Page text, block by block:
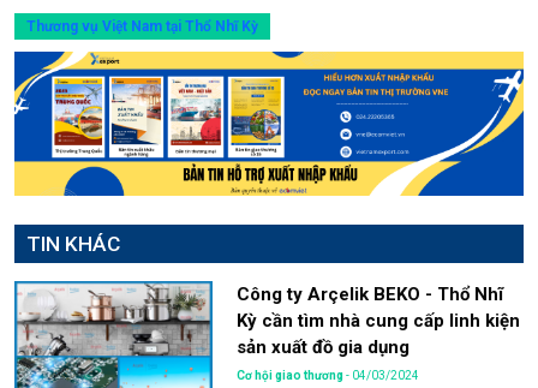
Thương vụ Việt Nam tại Thổ Nhĩ Kỳ
TIN KHÁC
Công ty Arçelik BEKO - Thổ Nhĩ
Kỳ cần tìm nhà cung cấp linh kiện
sản xuất đồ gia dụng
Cơ hội giao thương- 04/03/2024